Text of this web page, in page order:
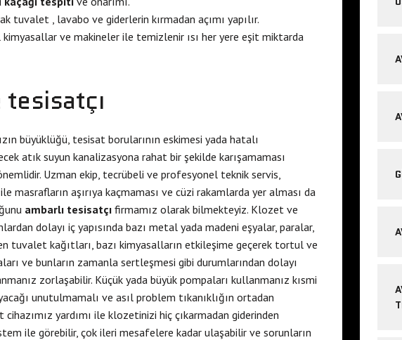
tuvalet , lavabo ve giderlerin kırmadan açımı yapılır.
ve makineler ile temizlenir ısı her yere eşit miktarda
büyüklüğü, tesisat borularının eskimesi yada hatalı
atık suyun kanalizasyona rahat bir şekilde karışamaması
Uzman ekip, tecrübeli ve profesyonel teknik servis,
masrafların aşırıya kaçmaması ve cüzi rakamlarda yer alması da
ambarlı tesisatçı firmamız olarak bilmekteyiz. Klozet ve
dolayı iç yapısında bazı metal yada madeni eşyalar, paralar,
tuvalet kağıtları, bazı kimyasalların etkileşime geçerek tortul ve
ve bunların zamanla sertleşmesi gibi durumlarından dolayı
zorlaşabilir. Küçük yada büyük pompaları kullanmanız kısmi
unutulmamalı ve asıl problem tıkanıklığın ortadan
cihazımız yardımı ile klozetinizi hiç çıkarmadan giderinden
ile görebilir, çok ileri mesafelere kadar ulaşabilir ve sorunların